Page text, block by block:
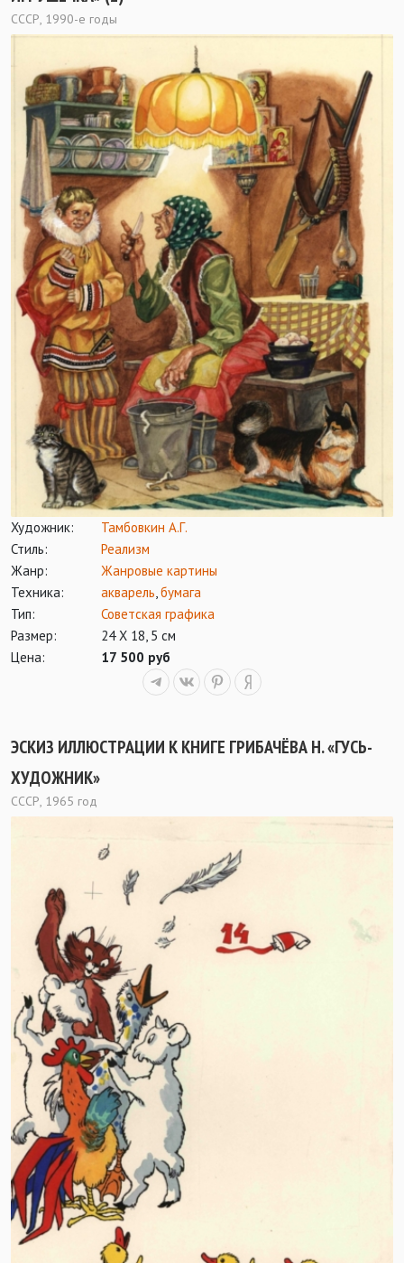
СССР, 1990-е годы
Художник:
Тамбовкин А.Г.
Стиль:
Реализм
Жанр:
Жанровые картины
Техника:
акварель,бумага
Тип:
Советская графика
Размер:
24 Х 18, 5 см
Цена:
17 500 руб
ЭСКИЗ ИЛЛЮСТРАЦИИ К КНИГЕ ГРИБАЧЁВА Н. «ГУСЬ-
ХУДОЖНИК»
СССР, 1965 год